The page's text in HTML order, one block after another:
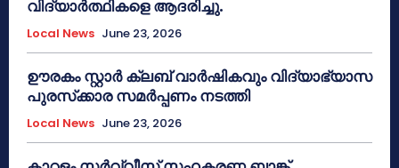
വിദ്യാർത്ഥികളെ ആദരിച്ചു.
Local News June 23, 2026
ഊരകം സ്റ്റാർ ക്ലബ് വാർഷികവും വിദ്യാഭ്യാസ
പുരസ്‌ക്കാര സമർപ്പണം നടത്തി
Local News June 23, 2026